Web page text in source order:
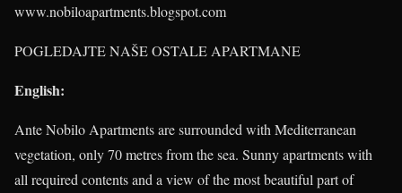
www.nobiloapartments.blogspot.com
POGLEDAJTE NAŠE OSTALE APARTMANE
English:
Ante Nobilo Apartments are surrounded with Mediterranean
vegetation, only 70 metres from the sea. Sunny apartments with
all required contents and a view of the most beautiful part of